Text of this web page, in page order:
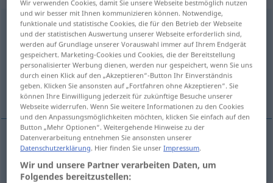
exklusivadj
Übersicht aller Übersetzungen
(Für mehr Details die Übersetzung anklicken/antippen)
exklusiv
exklusiv exklusiv
Wir verwenden Cookies, damit Sie unsere Webseite bestmöglich nutzen
und wir besser mit Ihnen kommunizieren können. Notwendige,
funktionale und statistische Cookies, die für den Betrieb der Webseite
und der statistischen Auswertung unserer Webseite erforderlich sind,
werden auf Grundlage unserer Vorauswahl immer auf Ihrem Endgerät
gespeichert. Marketing-Cookies und Cookies, die der Bereitstellung
personalisierter Werbung dienen, werden nur gespeichert, wenn Sie uns
durch einen Klick auf den „Akzeptieren“-Button Ihr Einverständnis
geben. Klicken Sie ansonsten auf „Fortfahren ohne Akzeptieren“. Sie
können Ihre Einwilligung jederzeit für zukünftige Besuche unserer
Webseite widerrufen. Wenn Sie weitere Informationen zu den Cookies
und den Anpassungsmöglichkeiten möchten, klicken Sie einfach auf den
Button „Mehr Optionen“. Weitergehende Hinweise zu der
Datenverarbeitung entnehmen Sie ansonsten unserer
Datenschutzerklärung. Hier finden Sie unserImpressum.
Wir und unsere Partner verarbeiten Daten, um
Folgendes bereitzustellen: